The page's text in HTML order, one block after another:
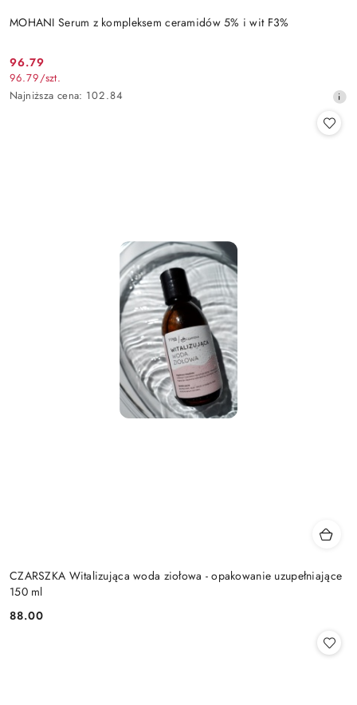
MOHANI Serum z kompleksem ceramidów 5% i wit F3%
Cena
promocyjna:
96.79
96.79/szt.
Najniższa
Najniższa cena: 102.84
CZARSZKA Witalizująca woda ziołowa - opakowanie uzupełniające
150 ml
Cena:
88.00